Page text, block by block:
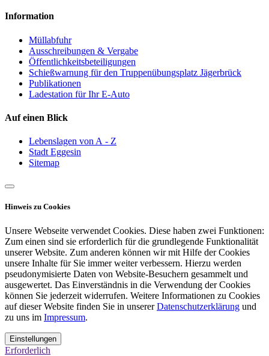
Information
Müllabfuhr
Ausschreibungen & Vergabe
Öffentlichkeitsbeteiligungen
Schießwarnung für den Truppenübungsplatz Jägerbrück
Publikationen
Ladestation für Ihr E-Auto
Auf einen Blick
Lebenslagen von A - Z
Stadt Eggesin
Sitemap
Hinweis zu Cookies
Unsere Webseite verwendet Cookies. Diese haben zwei Funktionen:
Zum einen sind sie erforderlich für die grundlegende Funktionalität
unserer Website. Zum anderen können wir mit Hilfe der Cookies
unsere Inhalte für Sie immer weiter verbessern. Hierzu werden
pseudonymisierte Daten von Website-Besuchern gesammelt und
ausgewertet. Das Einverständnis in die Verwendung der Cookies
können Sie jederzeit widerrufen. Weitere Informationen zu Cookies
auf dieser Website finden Sie in unsererDatenschutzerklärung und
zu uns im Impressum.
Einstellungen
Erforderlich